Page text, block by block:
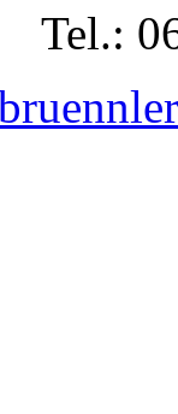
Tel.: